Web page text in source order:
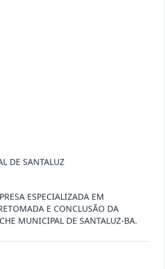
...
Ver detalhes
DE SANTALUZ
ESPECIALIZADA EM
E CONCLUSÃO DA
MUNICIPAL DE SANTALUZ-BA.